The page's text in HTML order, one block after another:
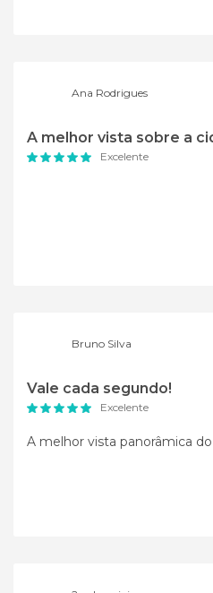
Ana Rodrigues
A melhor vista sobre a
Excelente
Bruno Silva
Vale cada segundo!
Excelente
A melhor vista panorâmica